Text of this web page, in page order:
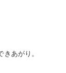
あがり。